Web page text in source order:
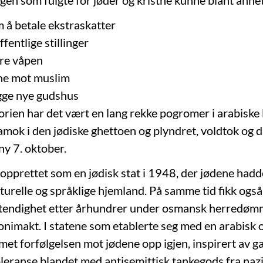
å betale ekstraskatter
stillinger
våpen
mot muslim
nye gudshus
har det vært en lang rekke pogromer i arabiske
i den jødiske ghettoen og plyndret, voldtok og
7. oktober.
som en jødisk stat i 1948, der jødene
og språklige hjemland. På samme tid fikk
etter århundrer under osmansk
I statene som etablerte seg med en arabisk
forfølgelsen mot jødene opp igjen, inspirert av